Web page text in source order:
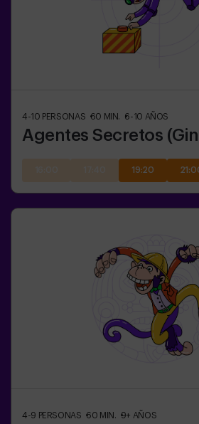
4-10 PERSONAS 60 MIN. 6-10 AÑOS
Agentes Secretos
19:20
4-9 PERSONAS 60 MIN. 9+ AÑOS